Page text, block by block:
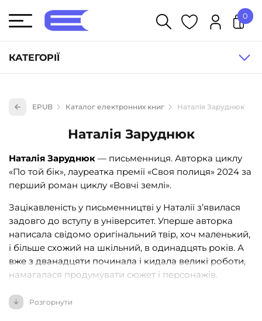
КАТЕГОРІЇ
Книги для дітей (836)
Книги для підлітків (240)
Науково-популярна література (1015)
Навчальна література та посібники (527)
Енциклопедії, довідники, словники (55)
Подарункові сертифікати (1)
0
EPUB Каталог електронних книг Наталія Заруднюк
Наталія Заруднюк
Наталія Заруднюк — письменниця. Авторка циклу
«По той бік», лауреатка премії «Своя полиця» 2024 за
перший роман циклу «Вовчі землі».
Зацікавленість у письменництві у Наталії з’явилася
задовго до вступу в університет. Уперше авторка
написала свідомо оригінальний твір, хоч маленький,
і більше схожий на шкільний, в одинадцять років. А
вже з дванадцяти починала і кидала великі роботи,
намагалася продумувати сюжет і персонажів.
Дитинство пройшло з казками, переказами і
нескінченною кількістю книжок. До закінчення
Розгорнути